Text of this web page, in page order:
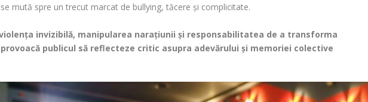
mută spre un trecut marcat de bullying, tăcere și complicitate.
invizibilă, manipularea narațiunii și responsabilitatea de a transforma
provoacă publicul să reflecteze critic asupra adevărului și memoriei colective